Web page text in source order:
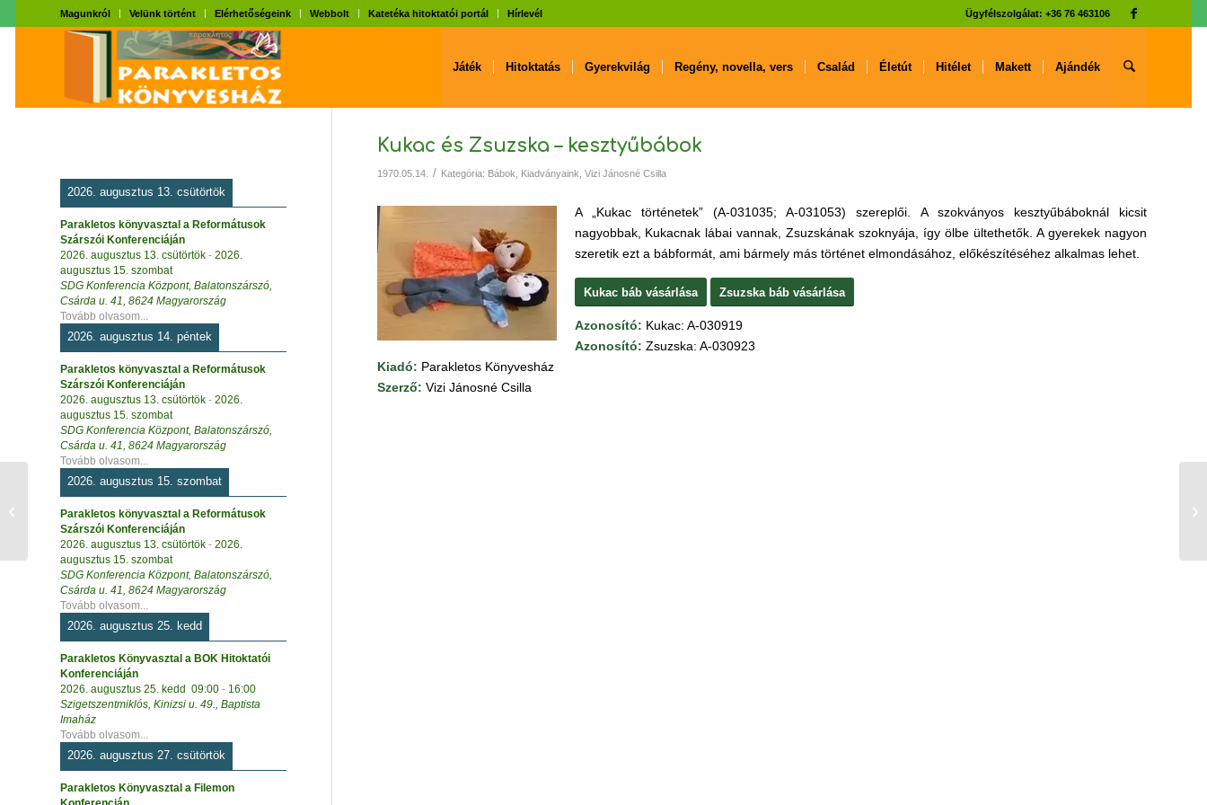
Magunkról Velünk történt Elérhetőségeink Webbolt Katetéka hitoktatói portál Hírlevél Ügyfélszolgálat: +36 76 463106
Játék Hitoktatás Gyerekvilág Regény, novella, vers Család Életút Hitélet Makett Ajándék
Kukac és Zsuzska – kesztyűbábok
1970.05.14. / Kategória: Bábok Kiadványaink Vizi Jánosné Csilla
A „Kukac történetek” (A-031035; A-031053) szereplői. A szokványos kesztyűbáboknál kicsit
nagyobbak, Kukacnak lábai vannak, Zsuzskának szoknyája, így ölbe ültethetők. A gyerekek nagyon
szeretik ezt a bábformát, ami bármely más történet elmondásához, előkészítéséhez alkalmas lehet.
Kukac báb vásárlása Zsuzska báb vásárlása
Azonosító: Kukac: A-030919
Azonosító: Zsuzska: A-030923
Kiadó: Parakletos Könyvesház
Szerző: Vizi Jánosné Csilla
2026. augusztus 13. csütörtök
Parakletos könyvasztal a Reformátusok
Szárszói Konferenciáján
2026. augusztus 13. csütörtök - 2026.
augusztus 15. szombat
SDG Konferencia Központ, Balatonszárszó,
Csárda u. 41, 8624 Magyarország
Tovább olvasom...
2026. augusztus 14. péntek
Parakletos könyvasztal a Reformátusok
Szárszói Konferenciáján
2026. augusztus 13. csütörtök - 2026.
augusztus 15. szombat
SDG Konferencia Központ, Balatonszárszó,
Csárda u. 41, 8624 Magyarország
Tovább olvasom...
2026. augusztus 15. szombat
Parakletos könyvasztal a Reformátusok
Szárszói Konferenciáján
2026. augusztus 13. csütörtök - 2026.
augusztus 15. szombat
SDG Konferencia Központ, Balatonszárszó,
Csárda u. 41, 8624 Magyarország
Tovább olvasom...
2026. augusztus 25. kedd
Parakletos Könyvasztal a BOK Hitoktatói
Konferenciáján
2026. augusztus 25. kedd 09:00 - 16:00
Szigetszentmiklós, Kinizsi u. 49., Baptista
Imaház
Tovább olvasom...
2026. augusztus 27. csütörtök
Parakletos Könyvasztal a Filemon
Isten kenyerén